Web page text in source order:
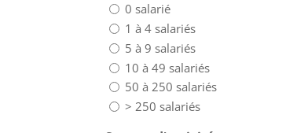
0 salarié
1 à 4 salariés
5 à 9 salariés
10 à 49 salariés
50 à 250 salariés
> 250 salariés